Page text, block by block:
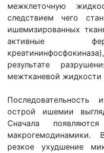
межклеточную
следствием чего
ишемизированных
активные
результате
межтканевой жидкости
острой ишемии
Сначала
макрогемодинамики.
резкое ухудшение